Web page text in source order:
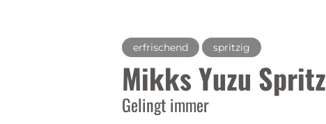
erfrischend spritzig
Mikks Yuzu Spritz
Gelingt immer